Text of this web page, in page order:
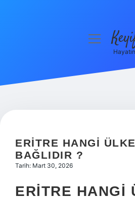
Hakkımızda
menüyü
ERITRE HANGI
BAĞLIDIR ?
Tarih: Mart 30, 2026
ERITRE HANGI